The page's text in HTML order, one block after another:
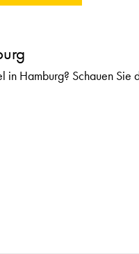
in Hamburg? Schauen